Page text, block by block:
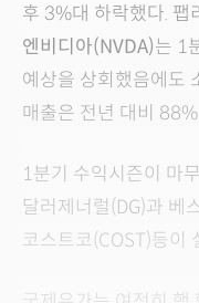
후 3%대 하락했다. 팹
엔비디아(NVDA)는 1
예상을 상회했음에도
매출은 전년 대비
1분기 수익시즌이 마
달러제너럴(DG)과 베
코스트코(COST)등이